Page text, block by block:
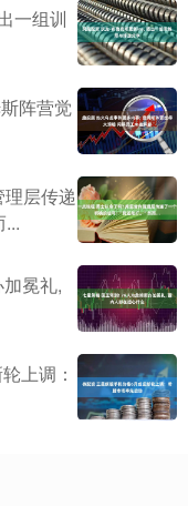
一组训
阵营觉
层传递
...
冕礼,
上调：